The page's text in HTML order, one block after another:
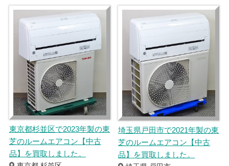
東京都杉並区で2023年製の東
芝のルームエアコン【中古
品】を買取しました。
埼玉県戸田市で2021年製の東
芝のルームエアコン【中古
品】を買取しました。